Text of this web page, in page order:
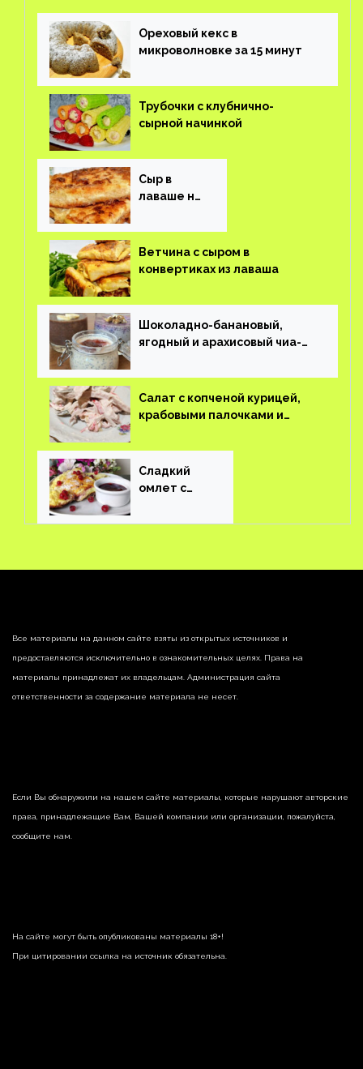
Ореховый кекс в
микроволновке за 15 минут
Трубочки с клубнично-
сырной начинкой
Сыр в
лаваше на
Ветчина с сыром в
конвертиках из лаваша
Шоколадно-банановый,
ягодный и арахисовый чиа-
Салат с копченой курицей,
крабовыми палочками и
Сладкий
омлет с
Все материалы на данном сайте взяты из открытых источников и
предоставляются исключительно в ознакомительных целях. Права на
материалы принадлежат их владельцам. Администрация сайта
ответственности за содержание материала не несет.
Если Вы обнаружили на нашем сайте материалы, которые нарушают авторские
права, принадлежащие Вам, Вашей компании или организации, пожалуйста,
сообщите нам.
На сайте могут быть опубликованы материалы 18+!
При цитировании ссылка на источник обязательна.